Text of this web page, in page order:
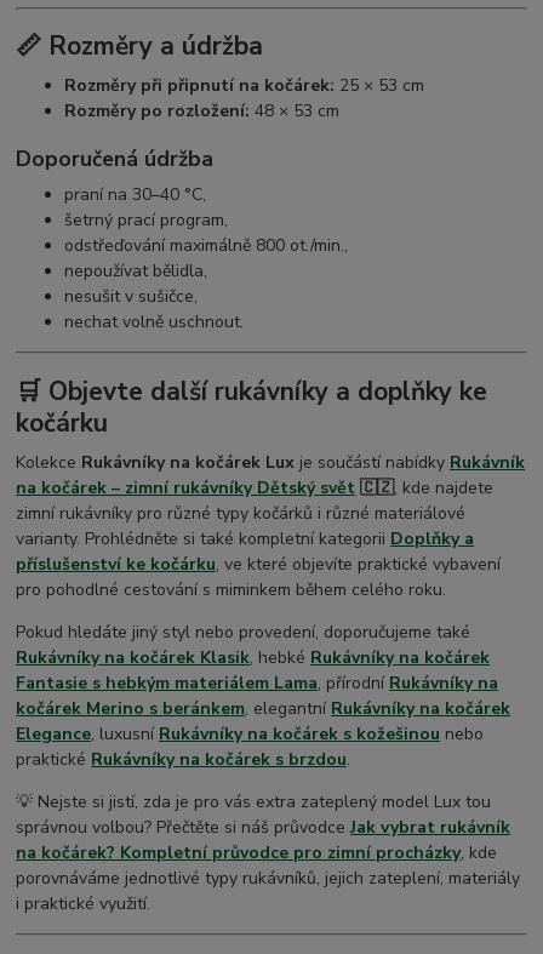
📏 Rozměry a údržba
Rozměry při připnutí na kočárek: 25 × 53 cm
Rozměry po rozložení: 48 × 53 cm
Doporučená údržba
praní na 30–40 °C,
šetrný prací program,
odstřeďování maximálně 800 ot./min.,
nepoužívat bělidla,
nesušit v sušičce,
nechat volně uschnout.
🛒 Objevte další rukávníky a doplňky ke
kočárku
Kolekce Rukávníky na kočárek Lux je součástí nabídky Rukávník
na kočárek – zimní rukávníky Dětský svět 🇨🇿, kde najdete
zimní rukávníky pro různé typy kočárků i různé materiálové
varianty. Prohlédněte si také kompletní kategorii Doplňky a
příslušenství ke kočárku, ve které objevíte praktické vybavení
pro pohodlné cestování s miminkem během celého roku.
Pokud hledáte jiný styl nebo provedení, doporučujeme také
Rukávníky na kočárek Klasik, hebké Rukávníky na kočárek
Fantasie s hebkým materiálem Lama, přírodní Rukávníky na
kočárek Merino s beránkem, elegantní Rukávníky na kočárek
Elegance, luxusní Rukávníky na kočárek s kožešinou nebo
praktické Rukávníky na kočárek s brzdou.
💡 Nejste si jistí, zda je pro vás extra zateplený model Lux tou
správnou volbou? Přečtěte si náš průvodceJak vybrat rukávník
na kočárek? Kompletní průvodce pro zimní procházky, kde
porovnáváme jednotlivé typy rukávníků, jejich zateplení, materiály
i praktické využití.